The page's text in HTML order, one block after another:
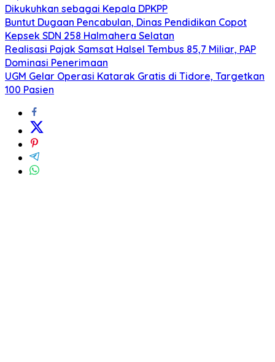
Dikukuhkan sebagai Kepala DPKPP
Buntut Dugaan Pencabulan, Dinas Pendidikan Copot
Kepsek SDN 258 Halmahera Selatan
Realisasi Pajak Samsat Halsel Tembus 85,7 Miliar, PAP
Dominasi Penerimaan
UGM Gelar Operasi Katarak Gratis di Tidore, Targetkan
100 Pasien